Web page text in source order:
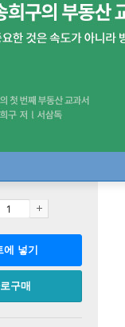
에 넣기
구매